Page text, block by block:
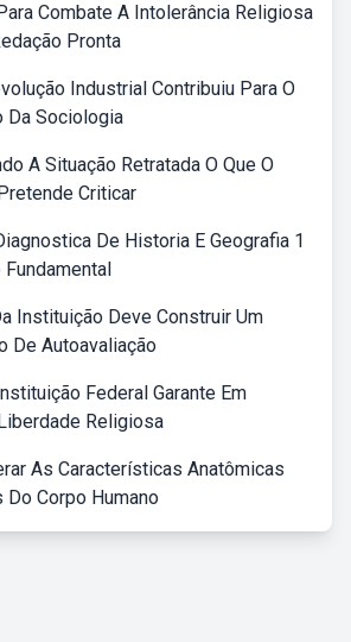
Combate A Intolerância Religiosa
Pronta
Industrial Contribuiu Para O
Da Sociologia
A Situação Retratada O Que O
Criticar
De Historia E Geografia 1
Fundamental
Instituição Deve Construir Um
De Autoavaliação
Federal Garante Em
Religiosa
As Características Anatômicas
Corpo Humano